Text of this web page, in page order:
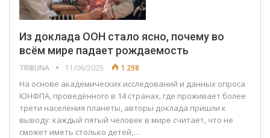
Из доклада ООН стало ясно, почему во
всём мире падает рождаемость
TRIBUNA 11/06/2025 1 298
На основе академических исследований и данных опроса
ЮНФПА, проведённого в 14 странах, где проживает более
трети населения планеты, авторы доклада пришли к
выводу: каждый пятый человек в мире считает, что не
сможет иметь столько детей,…